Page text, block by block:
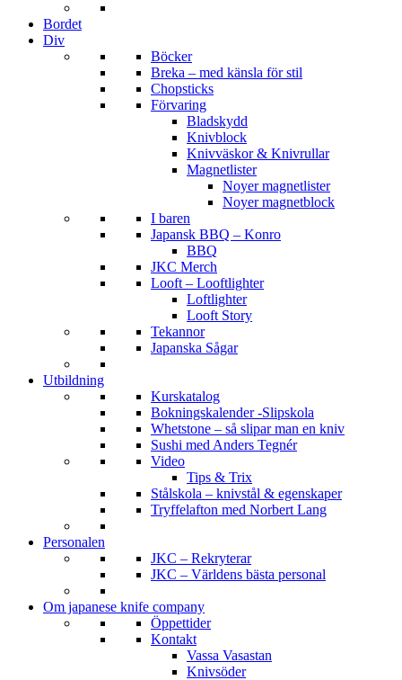
Bordet
Div
Böcker
Breka – med känsla för stil
Chopsticks
Förvaring
Bladskydd
Knivblock
Knivväskor & Knivrullar
Magnetlister
Noyer magnetlister
Noyer magnetblock
I baren
Japansk BBQ – Konro
BBQ
JKC Merch
Looft – Looftlighter
Loftlighter
Looft Story
Tekannor
Japanska Sågar
Utbildning
Kurskatalog
Bokningskalender -Slipskola
Whetstone – så slipar man en kniv
Sushi med Anders Tegnér
Video
Tips & Trix
Stålskola – knivstål & egenskaper
Tryffelafton med Norbert Lang
Personalen
JKC – Rekryterar
JKC – Världens bästa personal
Om japanese knife company
Öppettider
Kontakt
Vassa Vasastan
Knivsöder